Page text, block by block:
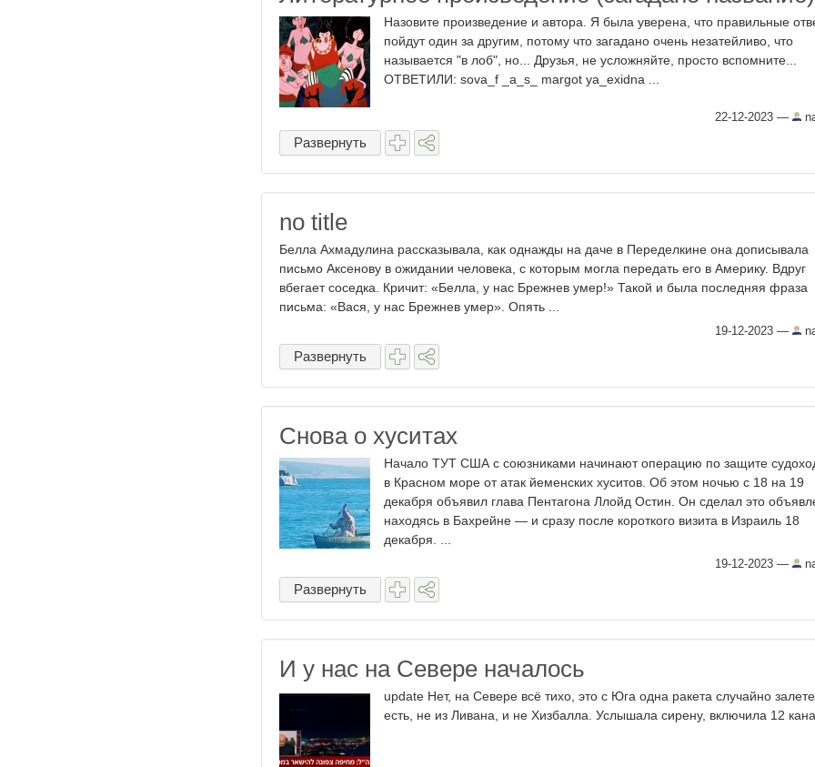
Назовите произведение и автора. Я была уверена, что правильные
пойдут один за другим, потому что загадано очень незатейливо, что
называется "в лоб", но... Друзья, не усложняйте, просто вспомните...
ОТВЕТИЛИ: sova_f _a_s_ margot ya_exidna ...
22-12-2023 —
Развернуть
no title
Белла Ахмадулина рассказывала, как однажды на даче в Переделкине она дописывала
письмо Аксенову в ожидании человека, с которым могла передать его в Америку. Вдруг
вбегает соседка. Кричит: «Белла, у нас Брежнев умер!» Такой и была последняя фраза
письма: «Вася, у нас Брежнев умер». Опять ...
19-12-2023 —
Развернуть
Снова о хуситах
Начало ТУТ США с союзниками начинают операцию по защите
в Красном море от атак йеменских хуситов. Об этом ночью с 18 на 19
декабря объявил глава Пентагона Ллойд Остин. Он сделал это
находясь в Бахрейне — и сразу после короткого визита в Израиль 18
декабря. ...
19-12-2023 —
Развернуть
И у нас на Севере началось
update Нет, на Севере всё тихо, это с Юга одна ракета случайно
есть, не из Ливана, и не Хизбалла. Услышала сирену, включила 12